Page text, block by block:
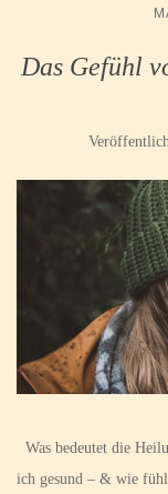
Das Gefühl
Was bedeutet die
ich gesund – & wie